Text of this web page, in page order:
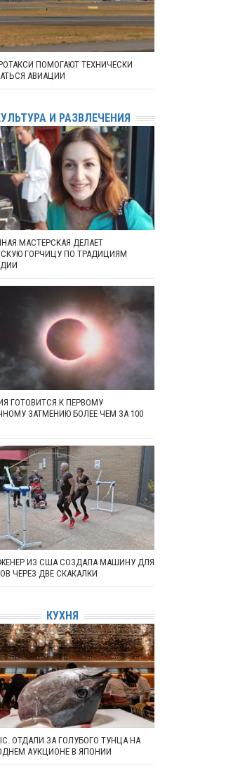
ПОМОГАЮТ ТЕХНИЧЕСКИ
АВИАЦИИ
И РАЗВЛЕЧЕНИЯ
МАСТЕРСКАЯ ДЕЛАЕТ
ГОРЧИЦУ ПО ТРАДИЦИЯМ
ГОТОВИТСЯ К ПЕРВОМУ
ЗАТМЕНИЮ БОЛЕЕ ЧЕМ ЗА 100
ИЗ США СОЗДАЛА МАШИНУ ДЛЯ
ЧЕРЕЗ ДВЕ СКАКАЛКИ
КУХНЯ
ОТДАЛИ ЗА ГОЛУБОГО ТУНЦА НА
АУКЦИОНЕ В ЯПОНИИ